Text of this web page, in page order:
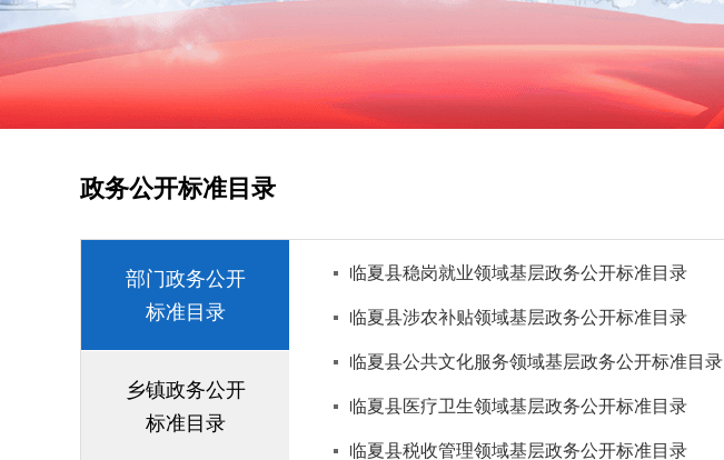
政务公开标准目录
部门政务公开
标准目录
乡镇政务公开
标准目录
临夏县稳岗就业领域基层政务公开标准目录
临夏县涉农补贴领域基层政务公开标准目录
临夏县公共文化服务领域基层政务公开标准目录
临夏县医疗卫生领域基层政务公开标准目录
临夏县税收管理领域基层政务公开标准目录